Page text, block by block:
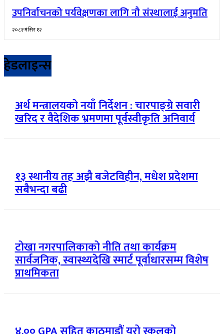
उपनिर्वाचनको पर्यवेक्षणका लागि नौ संस्थालाई अनुमति
२०८१ मंसिर १२
हेडलाइन्स
अर्थ मन्त्रालयको नयाँ निर्देशन : चारपाङ्ग्रे सवारी
खरिद र वैदेशिक भ्रमणमा पूर्वस्वीकृति अनिवार्य
१३ स्थानीय तह अझै बजेटविहीन, मधेश प्रदेशमा
सबैभन्दा बढी
टोखा नगरपालिकाको नीति तथा कार्यक्रम
सार्वजनिक, स्वास्थ्यदेखि स्मार्ट पूर्वाधारसम्म विशेष
प्राथमिकता